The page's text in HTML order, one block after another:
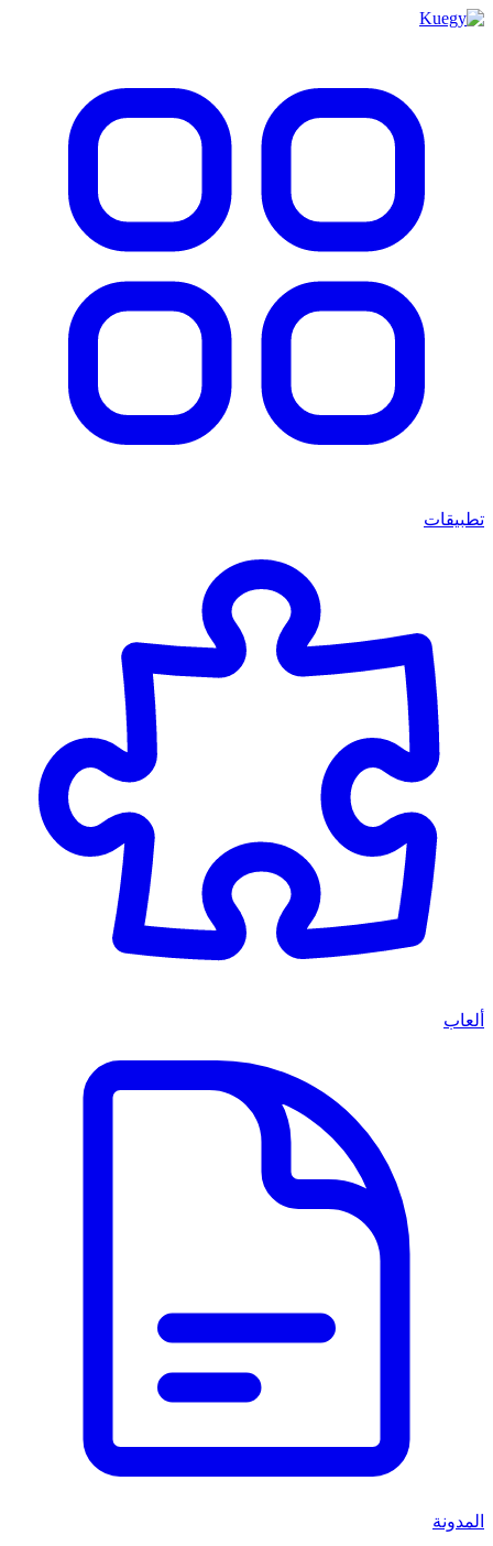
تطبيقات
ألعاب
المدونة